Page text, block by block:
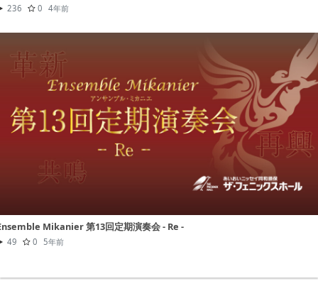
236 0 4年前
Mikanier 第13回定期演奏会 - Re -
49 0 5年前